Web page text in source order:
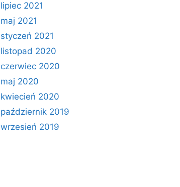
lipiec 2021
maj 2021
styczeń 2021
listopad 2020
czerwiec 2020
maj 2020
kwiecień 2020
październik 2019
wrzesień 2019